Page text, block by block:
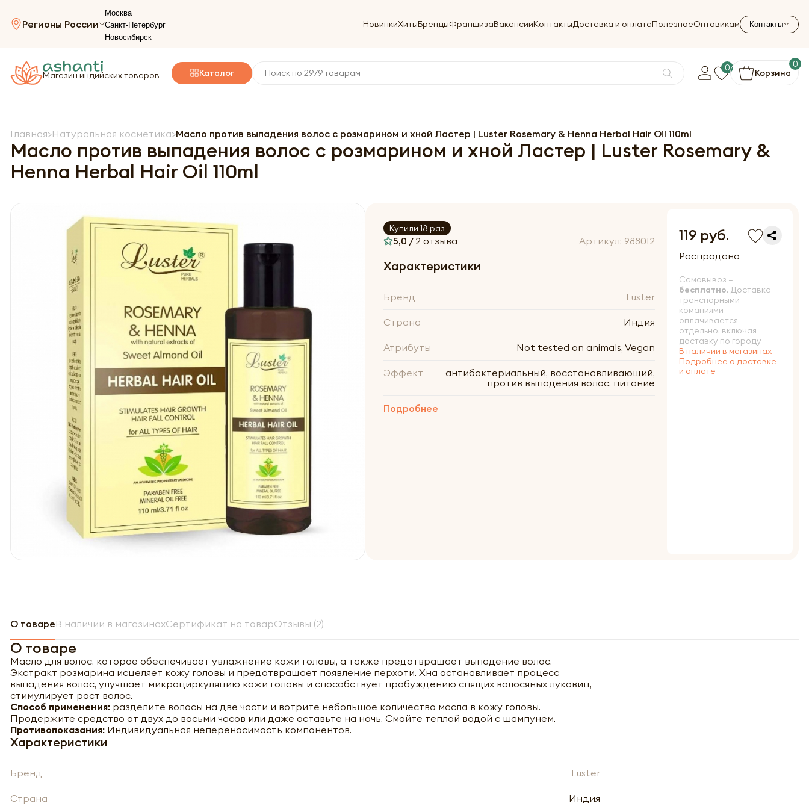
Регионы России
Москва
Санкт-Петербург
Новосибирск
НовинкиХитыБрендыФраншизаВакансииКонтактыДоставка и оплатаПолезноеОптовикам Контакты
Магазин индийских товаров Каталог 0 Корзина
0
Главная Натуральная косметика Масло против выпадения волос с розмарином и хной Ластер | Luster Rosemary & Henna Herbal Hair Oil 110ml
Масло против выпадения волос с розмарином и хной Ластер | Luster Rosemary &
Henna Herbal Hair Oil 110ml
Купили 18 раз
5,0 / 2 отзыва Артикул: 988012
Характеристики
Бренд Luster
Страна Индия
Атрибуты Not tested on animals, Vegan
Эффект
антибактериальный, восстанавливающий,
против выпадения волос, питание
Подробнее
119 руб.
Распродано
Самовывоз –
бесплатно. Доставка
транспорными
команиями
оплачивается
отдельно, включая
доставку по городу
В наличии в магазинах
Подробнее о доставке
и оплате
О товареВ наличии в магазинахСертификат на товарОтзывы (2)
О товаре
Масло для волос, которое обеспечивает увлажнение кожи головы, а также предотвращает выпадение волос.
Экстракт розмарина исцеляет кожу головы и предотвращает появление перхоти. Хна останавливает процесс
выпадения волос, улучшает микроциркуляцию кожи головы и способствует пробуждению спящих волосяных луковиц,
стимулирует рост волос.
Способ применения: разделите волосы на две части и вотрите небольшое количество масла в кожу головы.
Продержите средство от двух до восьми часов или даже оставьте на ночь. Смойте теплой водой с шампунем.
Противопоказания: Индивидуальная непереносимость компонентов.
Характеристики
Бренд Luster
Страна Индия